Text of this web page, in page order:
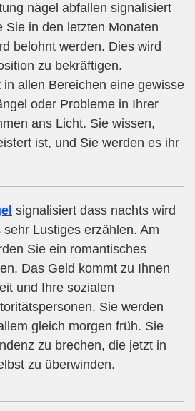
nägel abfallen signalisiert
Sie in den letzten Monaten
belohnt werden. Dies wird
zu bekräftigen.
allen Bereichen eine gewisse
oder Probleme in Ihrer
ans Licht. Sie wissen,
ist, und Sie werden es ihr
signalisiert dass nachts wird
Lustiges erzählen. Am
Sie ein romantisches
Das Geld kommt zu Ihnen
und Ihre sozialen
Sie werden
gleich morgen früh. Sie
zu brechen, die jetzt in
zu überwinden.